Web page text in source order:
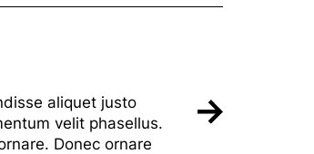
aliquet justo
velit phasellus.
Donec ornare